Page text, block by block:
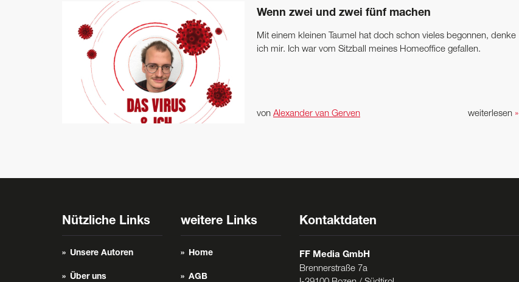
Wenn zwei und zwei fünf machen
Mit einem kleinen Taumel hat doch schon vieles begonnen, denke
ich mir. Ich war vom Sitzball meines Homeoffice gefallen.
weiterlesen »
von Alexander van Gerven
Nützliche Links
Unsere Autoren
Über uns
weitere Links
Home
AGB
Kontaktdaten
FF Media GmbH
Brennerstraße 7a